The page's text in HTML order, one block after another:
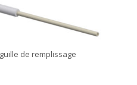
de remplissage